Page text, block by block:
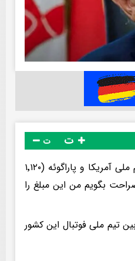
ت
رئیس‌جمهور آمریکا گفت: نمی دانستم که قیمت بلیت بازی افتتاحیه بین تیم ملی آمریکا و پاراگوئه (۱٬۱۲۰
بگویم من این مبلغ را
در آمریکا بین تیم ملی فوتبال این کشور